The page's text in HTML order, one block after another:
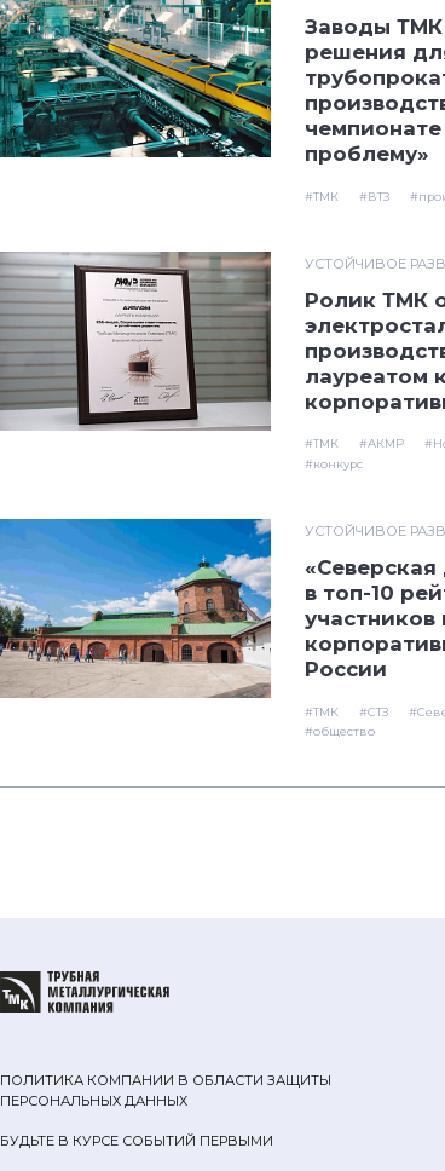
Заводы
решения
проблему»
#ТМК #ВТЗ
УСТОЙЧИВОЕ
Ролик ТМК
лауреатом
#ТМК #АКМР
#конкурс
УСТОЙЧИВОЕ
в топ-10
участников
России
#ТМК #СТЗ
#общество
ПОЛИТИКА КОМПАНИИ В ОБЛАСТИ ЗАЩИТЫ
ПЕРСОНАЛЬНЫХ ДАННЫХ
БУДЬТЕ В КУРСЕ СОБЫТИЙ ПЕРВЫМИ